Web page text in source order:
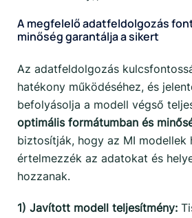
A megfelelő adatfeldolgozás
minőség garantálja a sikert
Az adatfeldolgozás
hatékony működéséhez, és
befolyásolja a modell végső
optimális formátumban és
biztosítják, hogy az MI modellek
értelmezzék az adatokat és
hozzanak.
1) Javított modell teljesítmény: